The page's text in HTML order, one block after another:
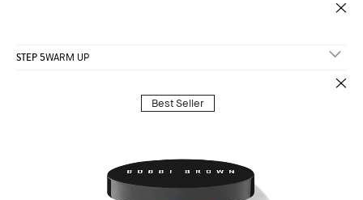
STEP 5WARM UP
Best Seller